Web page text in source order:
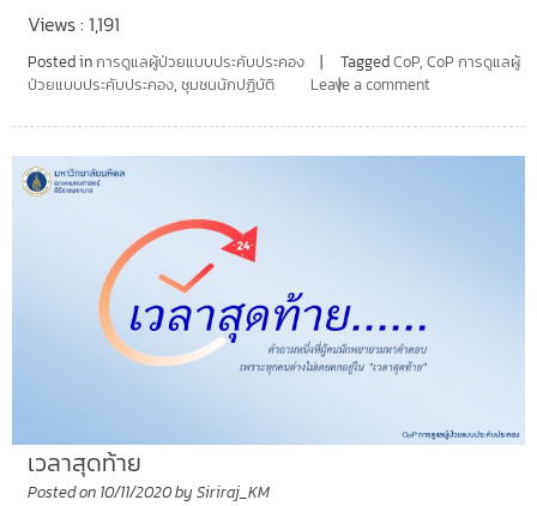
Views : 1,191
Posted inการดูแลผู้ป่วยแบบประคับประคอง TaggedCoP, CoP การดูแลผู้
ป่วยแบบประคับประคอง, ชุมชนนักปฏิบัติ Leave a comment
เวลาสุดท้าย
Posted on 10/11/2020by Siriraj_KM